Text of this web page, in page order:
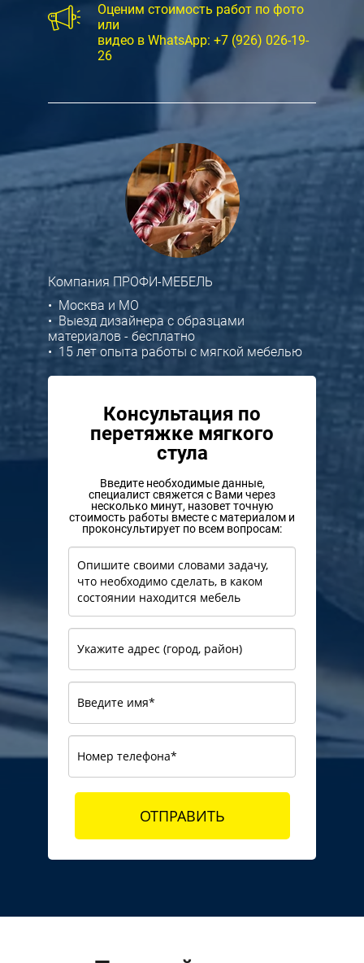
Оценим стоимость работ по фото
или
видео в WhatsApp:+7 (926) 026-19-
26
Компания ПРОФИ-МЕБЕЛЬ
• Москва и МО
• Выезд дизайнера с образцами
материалов - бесплатно
• 15 лет опыта работы с мягкой мебелью
Консультация по
перетяжке мягкого
стула
Введите необходимые данные,
специалист свяжется с Вами через
несколько минут, назовет точную
стоимость работы вместе с материалом и
проконсультирует по всем вопросам:
ОТПРАВИТЬ